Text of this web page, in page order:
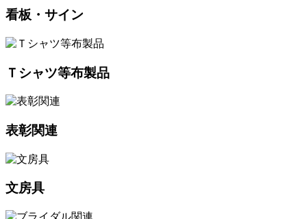
看板・サイン
Ｔシャツ等布製品
表彰関連
文房具